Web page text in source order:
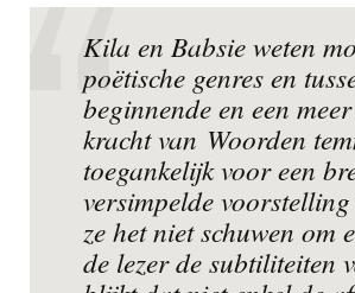
Kila en Babsie weten
poëtische genres en
beginnende en een
kracht van Woorden
toegankelijk voor een
versimpelde
ze het niet schuwen om
de lezer de subtiliteiten